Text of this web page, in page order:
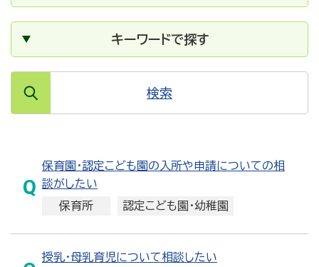
キーワードで探す
保育園・認定こども園の入所や申請についての相
談がしたい
保育所
認定こども園・幼稚園
授乳・母乳育児について相談したい